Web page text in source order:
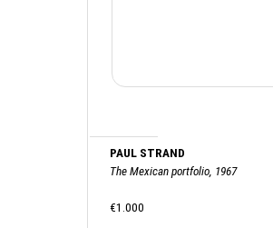
PAUL STRAND
The Mexican portfolio, 1967
€1.000